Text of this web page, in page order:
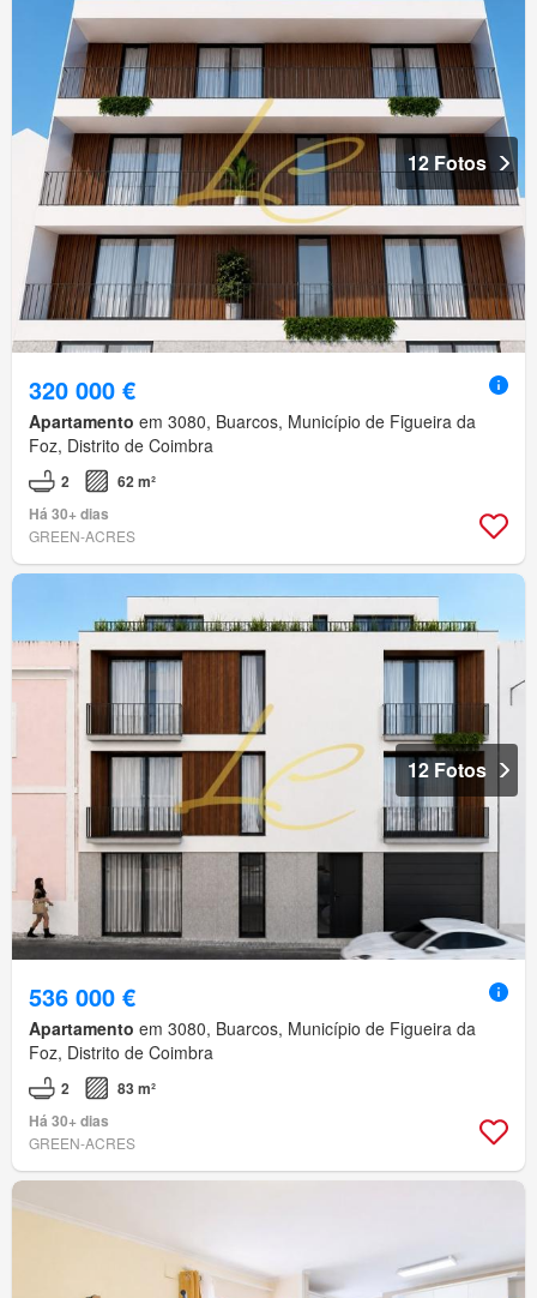
12 Fotos
320 000 €
Apartamento em 3080, Buarcos, Município de Figueira da
Foz, Distrito de Coimbra
2
62 m²
Há 30+ dias
GREEN-ACRES
12 Fotos
536 000 €
Apartamento em 3080, Buarcos, Município de Figueira da
Foz, Distrito de Coimbra
2
83 m²
Há 30+ dias
GREEN-ACRES